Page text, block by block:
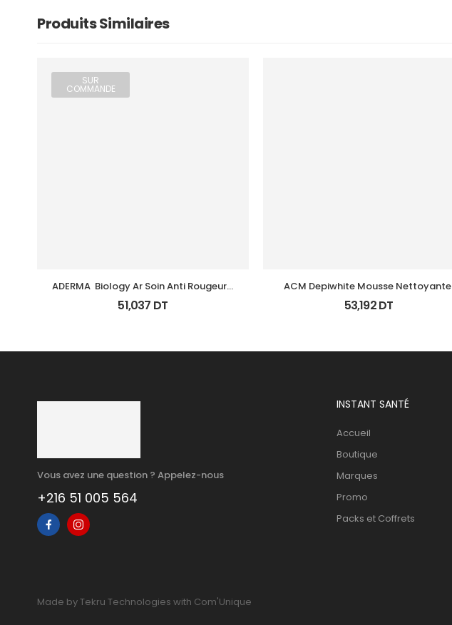
Produits Similaires
SUR
COMMANDE
ADERMA  Biology Ar Soin Anti Rougeurs
Tb 40 Ml
51,037 DT
ACM Depiwhite Mousse Nettoyante
Eclairciss 200Ml
53,192DT
Vous avez une question ? Appelez-nous
+216 51 005 564
INSTANT SANTÉ
Accueil
Boutique
Marques
Promo
Packs et Coffrets
Made by Tekru Technologies with Com'Unique